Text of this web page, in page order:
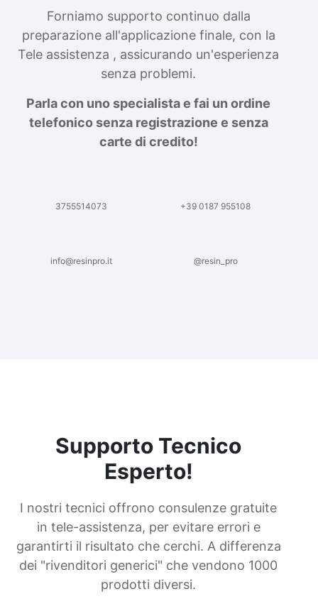
Forniamo supporto continuo dalla
preparazione all'applicazione finale, con la
Tele assistenza , assicurando un'esperienza
senza problemi.
Parla con uno specialista e fai un ordine
telefonico senza registrazione e senza
carte di credito!
3755514073 +39 0187 955108
info@resinpro.it @resin_pro
Supporto Tecnico
Esperto!
I nostri tecnici offrono consulenze gratuite
in tele-assistenza, per evitare errori e
garantirti il risultato che cerchi. A differenza
dei "rivenditori generici" che vendono 1000
prodotti diversi.